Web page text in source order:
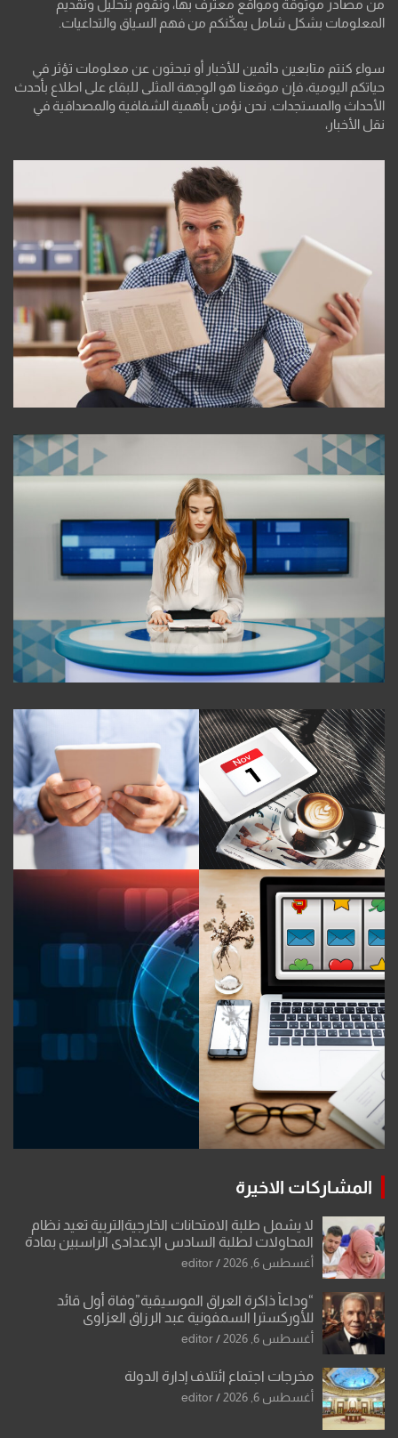
من مصادر موثوقة ومواقع معترف بها، ونقوم بتحليل وتقديم
المعلومات بشكل شامل يمكّنكم من فهم السياق والتداعيات.
سواء كنتم متابعين دائمين للأخبار أو تبحثون عن معلومات تؤثر في
حياتكم اليومية، فإن موقعنا هو الوجهة المثلى للبقاء على اطلاع بأحدث
الأحداث والمستجدات. نحن نؤمن بأهمية الشفافية والمصداقية في
نقل الأخبار،
المشاركات الاخيرة
لا يشمل طلبة الامتحانات الخارجيةالتربية تعيد نظام
المحاولات لطلبة السادس الإعدادي الراسبين بمادة
أو مادتين
أغسطس 6, 2026 editor
“وداعاً ذاكرة العراق الموسيقية”وفاة أول قائد
للأوركسترا السمفونية عبد الرزاق العزاوي
أغسطس 6, 2026 editor
مخرجات اجتماع ائتلاف إدارة الدولة
أغسطس 6, 2026 editor